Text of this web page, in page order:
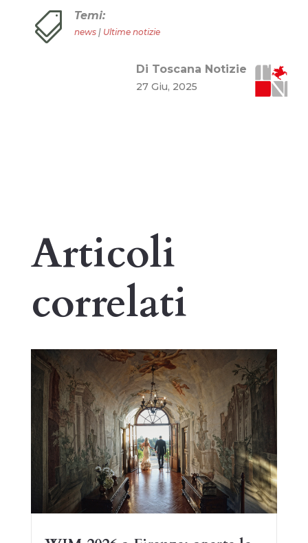
 Temi:
news| Ultime notizie
Di Toscana Notizie
27 Giu, 2025
Articoli
correlati